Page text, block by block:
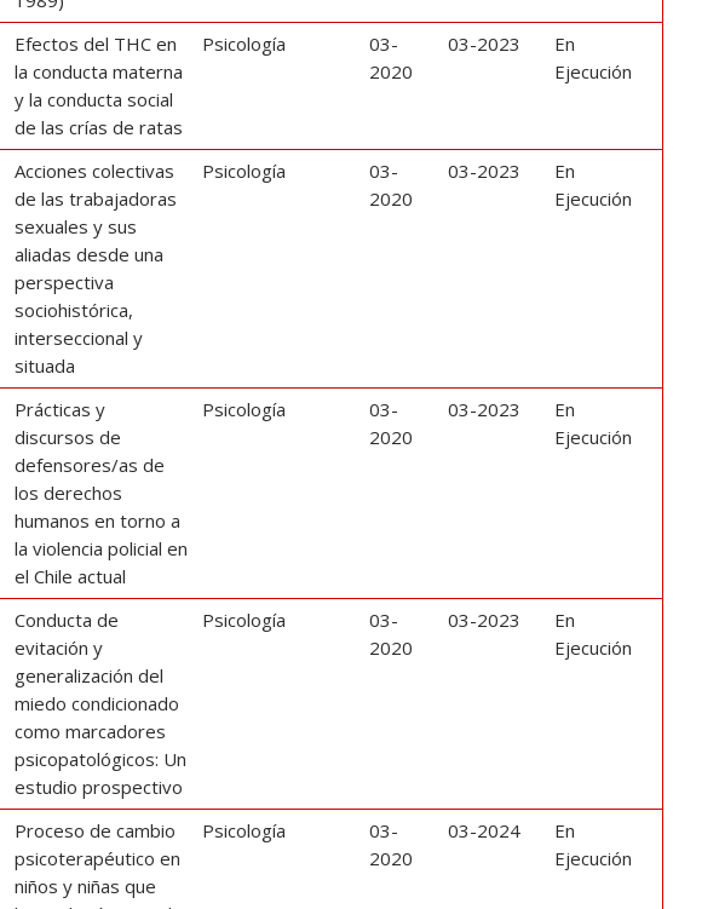
Efectos del THC en
la conducta materna
y la conducta social
de las crías de ratas
Psicología
03-
2020
03-2023
En
Ejecución
Acciones colectivas
de las trabajadoras
sexuales y sus
aliadas desde una
perspectiva
sociohistórica,
interseccional y
situada
Psicología
03-
2020
03-2023
En
Ejecución
Prácticas y
discursos de
defensores/as de
los derechos
humanos en torno a
la violencia policial en
el Chile actual
Psicología
03-
2020
03-2023
En
Ejecución
Conducta de
evitación y
generalización del
miedo condicionado
como marcadores
psicopatológicos: Un
estudio prospectivo
Psicología
03-
2020
03-2023
En
Ejecución
Proceso de cambio
psicoterapéutico en
niños y niñas que
Psicología
03-
2020
03-2024
En
Ejecución